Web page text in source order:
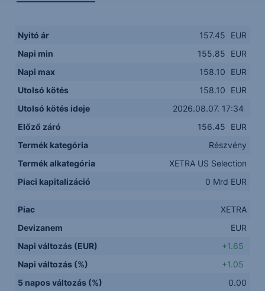
Nyitó ár 157.45
EUR
Napi min
155.85
EUR
Napi max
158.10
EUR
Utolsó kötés
158.10
EUR
Utolsó kötés ideje
2026.08.07. 17:34
Előző záró
156.45
EUR
Termék kategória
Részvény
Termék alkategória
XETRA US Selection
Piaci kapitalizáció
0 Mrd EUR
Piac
XETRA
Devizanem
EUR
Napi változás (EUR)
+1.65
Napi változás (%)
+1.05
5 napos változás (%)
0.00